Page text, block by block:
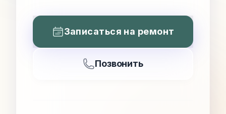
Записаться на ремонт
Позвонить